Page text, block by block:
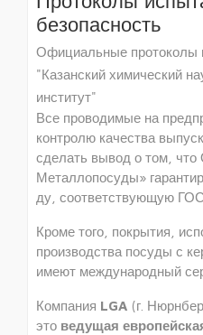
безопасность
Официальные
"Казанский химический
институт"
Все проводимые на
контролю качества
сделать вывод о том,
Металлопосуды»
ду, соответствующую
Кроме того, покрытия,
производства посуды с
имеют международный
Компания LGA (г.
это ведущая